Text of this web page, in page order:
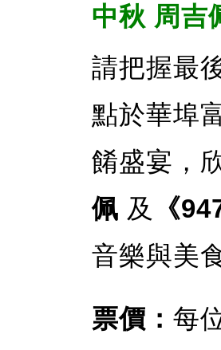
中秋 周吉
請把握最
點於華埠
餚盛宴，
佩 及 《
音樂與美
票價： 每